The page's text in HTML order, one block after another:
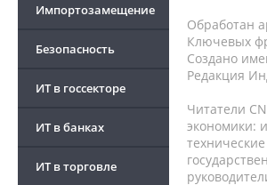
Импортозамещение
Безопасность
ИТ в госсекторе
ИТ в банках
ИТ в торговле
Обработан
Ключевых
Создано
Редакция
Читатели
экономики: